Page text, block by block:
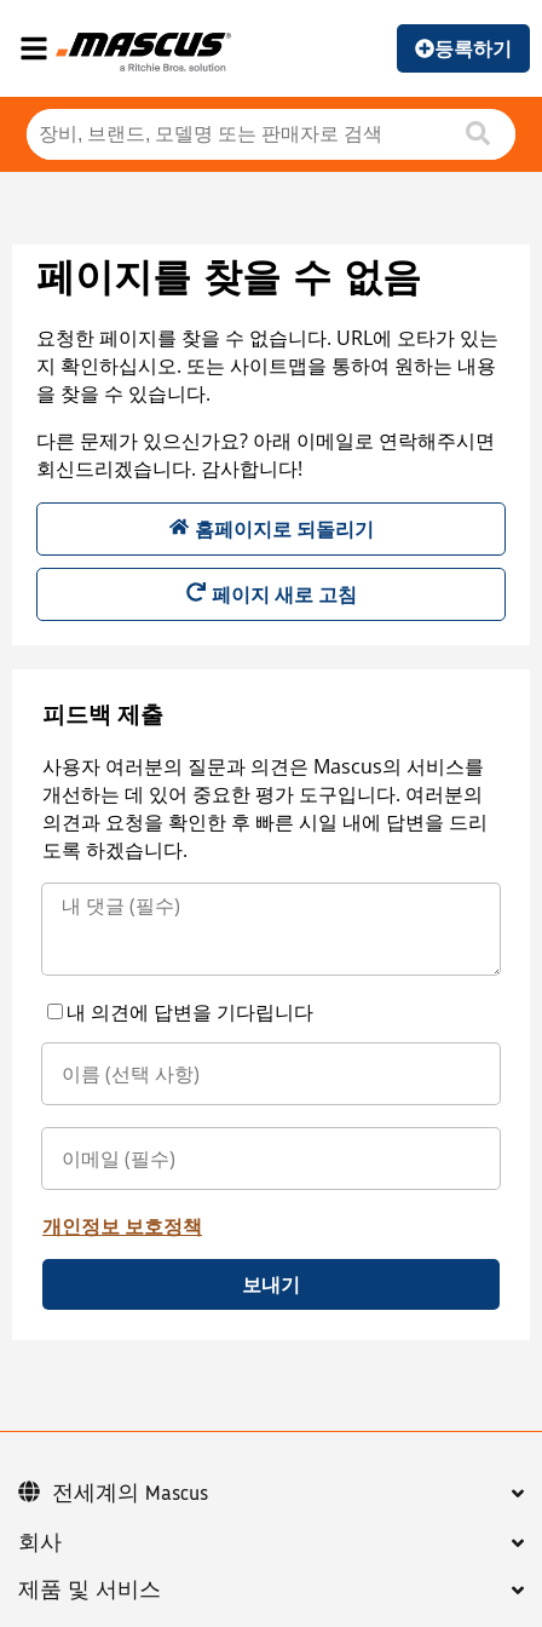
등록하기
페이지를 찾을 수 없음
요청한 페이지를 찾을 수 없습니다. URL에 오타가 있는
지 확인하십시오. 또는 사이트맵을 통하여 원하는 내용
을 찾을 수 있습니다.
다른 문제가 있으신가요? 아래 이메일로 연락해주시면
회신드리겠습니다. 감사합니다!
홈페이지로 되돌리기
페이지 새로 고침
피드백 제출
사용자 여러분의 질문과 의견은 Mascus의 서비스를
개선하는 데 있어 중요한 평가 도구입니다. 여러분의
의견과 요청을 확인한 후 빠른 시일 내에 답변을 드리
도록 하겠습니다.
내 의견에 답변을 기다립니다
개인정보 보호정책
보내기
회사
제품 및 서비스
전세계의 Mascus